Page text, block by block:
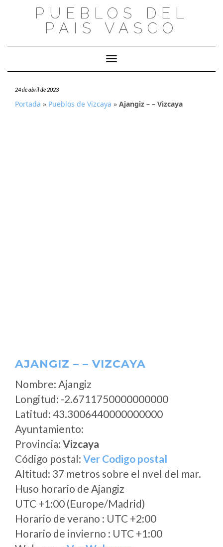
PUEBLOS DEL
PAIS VASCO
Cambiar modo de navegación
24 de abril de 2023
Portada » Pueblos de Vizcaya » Ajangiz – – Vizcaya
AJANGIZ – – VIZCAYA
Nombre: Ajangiz
Longitud: -2.6711750000000000
Latitud: 43.3006440000000000
Ayuntamiento:
Provincia: Vizcaya
Código postal: Ver Codigo postal
Altitud: 37 metros sobre el nvel del mar.
Huso horario de Ajangiz
UTC +1:00 (Europe/Madrid)
Horario de verano : UTC +2:00
Horario de invierno : UTC +1:00